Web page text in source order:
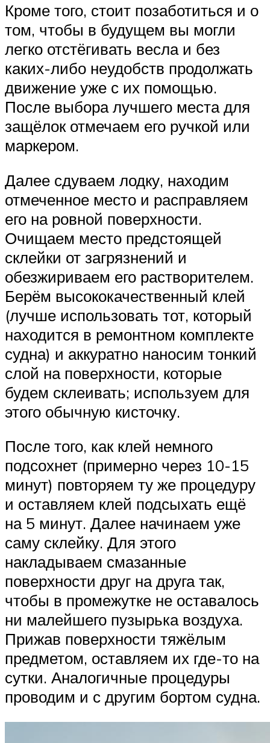
Кроме того, стоит позаботиться и о
том, чтобы в будущем вы могли
легко отстёгивать весла и без
каких-либо неудобств продолжать
движение уже с их помощью.
После выбора лучшего места для
защёлок отмечаем его ручкой или
маркером.
Далее сдуваем лодку, находим
отмеченное место и расправляем
его на ровной поверхности.
Очищаем место предстоящей
склейки от загрязнений и
обезжириваем его растворителем.
Берём высококачественный клей
(лучше использовать тот, который
находится в ремонтном комплекте
судна) и аккуратно наносим тонкий
слой на поверхности, которые
будем склеивать; используем для
этого обычную кисточку.
После того, как клей немного
подсохнет (примерно через 10-15
минут) повторяем ту же процедуру
и оставляем клей подсыхать ещё
на 5 минут. Далее начинаем уже
саму склейку. Для этого
накладываем смазанные
поверхности друг на друга так,
чтобы в промежутке не оставалось
ни малейшего пузырька воздуха.
Прижав поверхности тяжёлым
предметом, оставляем их где-то на
сутки. Аналогичные процедуры
проводим и с другим бортом судна.